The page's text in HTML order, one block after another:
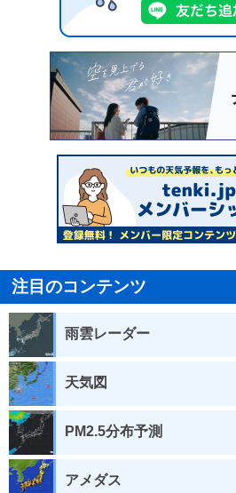
注目のコンテンツ
雨雲レーダー
天気図
PM2.5分布予測
アメダス